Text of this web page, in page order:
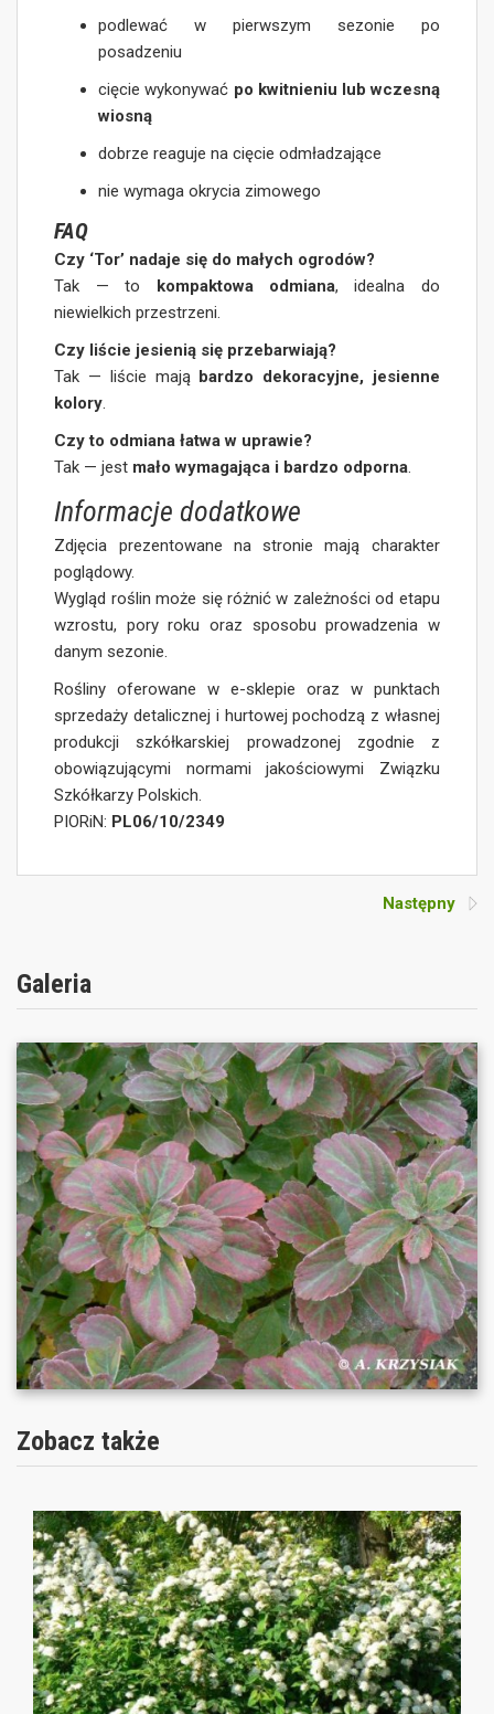
podlewać w pierwszym sezonie po
posadzeniu
cięcie wykonywać po kwitnieniu lub wczesną
wiosną
dobrze reaguje na cięcie odmładzające
nie wymaga okrycia zimowego
FAQ
Czy ‘Tor’ nadaje się do małych ogrodów?
Tak — to
kompaktowa odmiana, idealna do
niewielkich przestrzeni.
Czy liście jesienią się przebarwiają?
Tak — liście mają bardzo dekoracyjne, jesienne
kolory.
Czy to odmiana łatwa w uprawie?
Tak — jest mało wymagająca i bardzo odporna.
Informacje dodatkowe
Zdjęcia prezentowane na stronie mają charakter
poglądowy.
Wygląd roślin może się różnić w zależności od etapu
wzrostu, pory roku oraz sposobu prowadzenia w
danym sezonie.
Rośliny oferowane w e-sklepie oraz w punktach
sprzedaży detalicznej i hurtowej pochodzą z własnej
produkcji szkółkarskiej prowadzonej zgodnie z
obowiązującymi normami jakościowymi Związku
Szkółkarzy Polskich.
PIORiN: PL06/10/2349
Następny
Galeria
Zobacz także